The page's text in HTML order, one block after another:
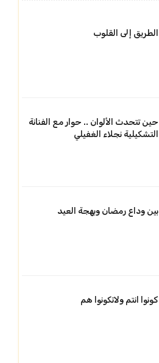
الطريق إلى القلوب
حين تتحدث الألوان .. حوار مع الفنانة
التشكيلية نجلاء الغفيلي
بين وداع رمضان وبهجة العيد
كونوا انتم ولاتكونوا هم